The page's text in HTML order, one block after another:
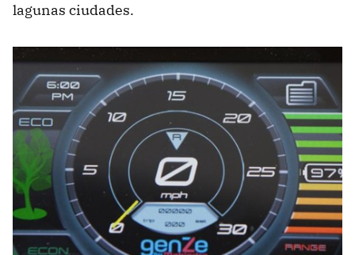
lagunas ciudades.